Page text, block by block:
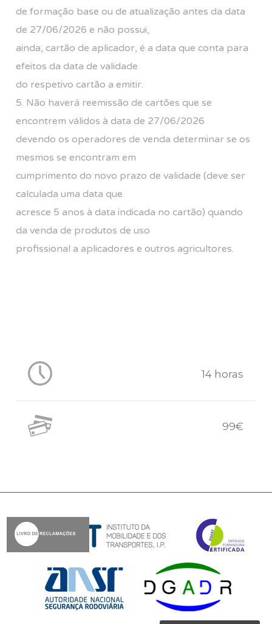
de formação base ou de atualização antes da data
de 27/06/2026 e não possui,
ainda, cartão de aplicador, é a data que conta para
efeitos da data de validade
do respetivo cartão a emitir.
5. Não haverá reemissão de cartões que se
encontrem válidos à data de 27/06/2026
devendo os operadores de venda determinar se os
mesmos se encontram em
cumprimento do novo prazo de validade (deve ser
calculada uma data que
acresce 5 anos à data indicada no cartão) quando
da venda de produtos de uso
profissional a aplicadores e outros agricultores.
14 horas
99€